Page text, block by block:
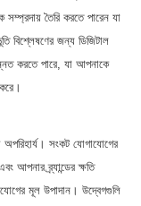
তৈরি করতে পারেন যা
বিশ্লেষণের জন্য ডিজিটাল
করতে পারে, যা আপনাকে
সংকট যোগাযোগের
আপনার ব্র্যান্ডের ক্ষতি
মূল উপাদান। উদ্বেগগুলি